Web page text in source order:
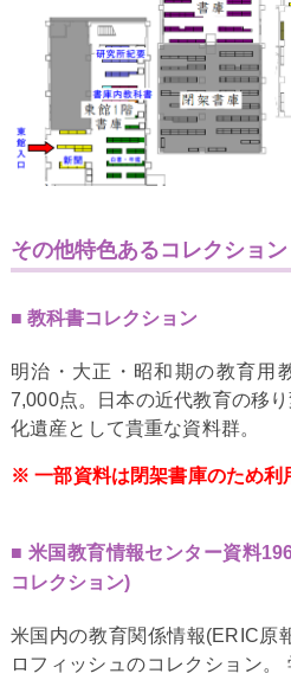
その他特色あるコレクション
教科書コレクション
明治・大正・昭和期の教育用
7,000点。日本の近代教育の移
化遺産として貴重な資料群。
※ 一部資料は閉架書庫のため利
米国教育情報センター資料
コレクション)
米国内の教育関係情報(ERIC原
ロフィッシュのコレクション